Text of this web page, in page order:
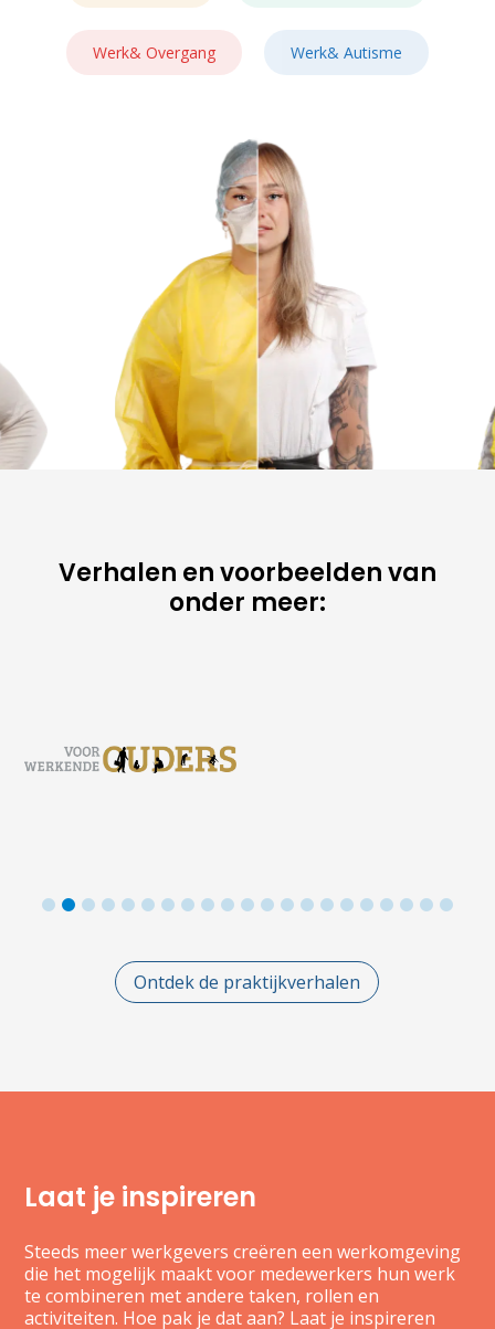
Werk& Overgang
Werk& Overgang Werk& Autisme
Werk& Autisme
Verhalen en voorbeelden van
onder meer:
4 5 6 7 8 9 101112131415161718192021
Ontdek de praktijkverhalen
Laat je inspireren
Steeds meer werkgevers creëren een werkomgeving
die het mogelijk maakt voor medewerkers hun werk
te combineren met andere taken, rollen en
activiteiten. Hoe pak je dat aan? Laat je inspireren